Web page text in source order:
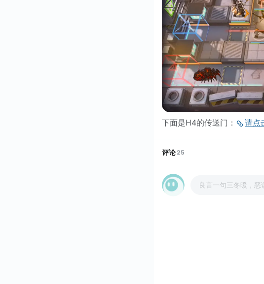
下面是H4的传送门： 请点
评论25
良言一句三冬暖，恶